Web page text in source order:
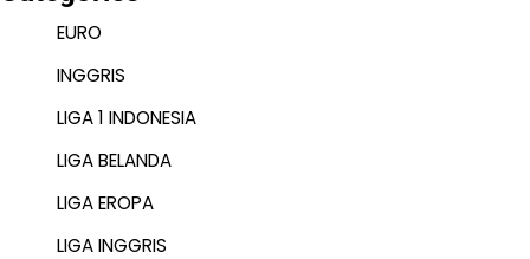
EURO
INGGRIS
LIGA 1 INDONESIA
LIGA BELANDA
LIGA EROPA
LIGA INGGRIS